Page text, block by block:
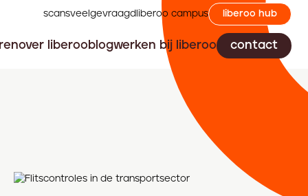
scansveelgevraagd liberoo campus liberoo hub
over liberoo blogwerken bij liberoo contact